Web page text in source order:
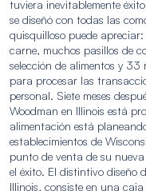
tuviera inevitablemente
se diseñó con todas las
quisquilloso puede
carne, muchos pasillos de
selección de alimentos y
para procesar las
personal. Siete meses
Woodman en Illinois está
alimentación está
establecimientos de
punto de venta de su
el éxito. El distintivo diseño
Illinois, consiste en una